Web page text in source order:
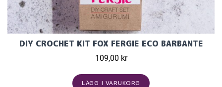
DIY CROCHET KIT FOX FERGIE ECO BARBANTE
109,00 kr
LÄGG I VARUKORG